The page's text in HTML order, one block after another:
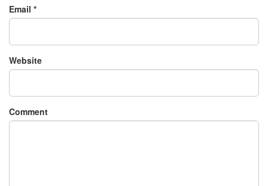
Email *
Website
Comment